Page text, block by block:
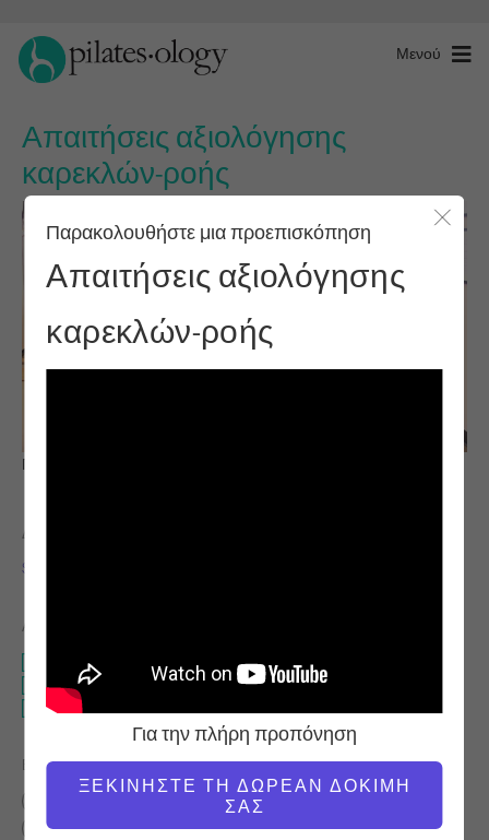
Μενού
Απαιτήσεις αξιολόγησης
καρεκλών-ροής
Παρακολουθήστε μια προεπισκόπηση
Απαιτήσεις αξιολόγησης
καρεκλών-ροής
Για την πλήρη προπόνηση
ΞΕΚΙΝΉΣΤΕ ΤΗ ΔΩΡΕΆΝ ΔΟΚΙΜΉ
ΣΑΣ
Παρατηρήστε & μάθετε
ΔΆΣΚΑΛΟΣ
Sandy Shimoda
ΑΠΑΙΤΟΎΜΕΝΟΣ ΕΞΟΠΛΙΣΜΌΣ
Καρέκλα Wunda
Υψηλή καρέκλα
Καρέκλα βραχίονα
ΒΡΕΊΤΕ ΠΑΡΌΜΟΙΕΣ ΤΆΞΕΙΣ ΓΙΑ
Καρέκλα Wunda
Καρέκλα βραχίονα